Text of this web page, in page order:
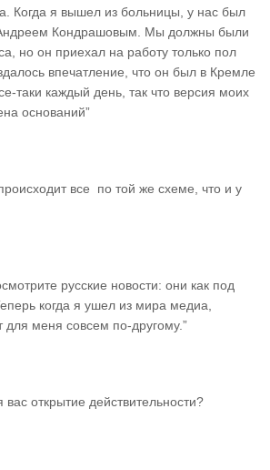
Когда я вышел из больницы, у нас был
Кондрашовым. Мы должны были
но он приехал на работу только пол
впечатление, что он был в Кремле
таки каждый день, так что версия моих
оснований”
все по той же схеме, что и у
русские новости: они как под
когда я ушел из мира медиа,
для меня совсем по-другому.”
открытие действительности?